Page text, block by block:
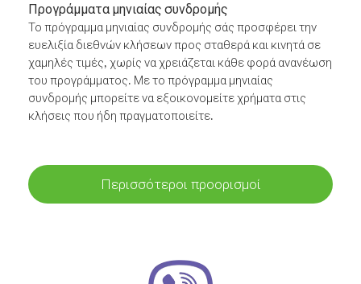
Προγράμματα μηνιαίας συνδρομής
Το πρόγραμμα μηνιαίας συνδρομής σάς προσφέρει την
ευελιξία διεθνών κλήσεων προς σταθερά και κινητά σε
χαμηλές τιμές, χωρίς να χρειάζεται κάθε φορά ανανέωση
του προγράμματος. Με το πρόγραμμα μηνιαίας
συνδρομής μπορείτε να εξοικονομείτε χρήματα στις
κλήσεις που ήδη πραγματοποιείτε.
Περισσότεροι προορισμοί